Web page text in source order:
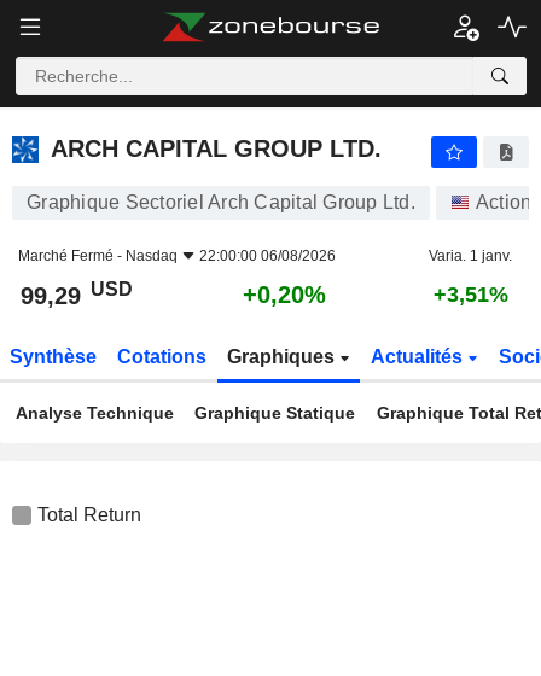
ARCH CAPITAL GROUP LTD.
ARCH CAPITAL GROUP LTD.
Graphique Sectoriel Arch Capital Group Ltd. Actions
Marché Fermé - Nasdaq 22:00:00 06/08/2026 Varia. 1 janv.
99,29 USD +0,20% +3,51%
Synthèse Cotations Graphiques Actualités
Analyse Technique Graphique Statique Graphique Total
Total Return